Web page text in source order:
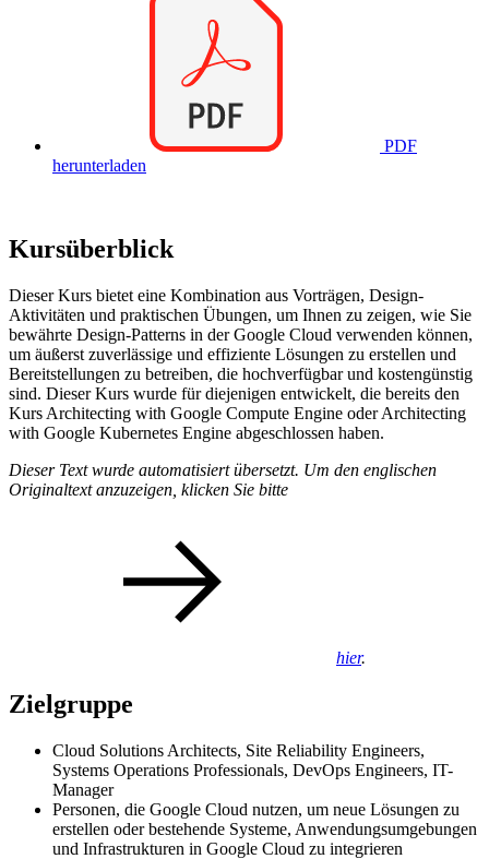
PDF
herunterladen
Kursüberblick
Dieser Kurs bietet eine Kombination aus Vorträgen, Design-
Aktivitäten und praktischen Übungen, um Ihnen zu zeigen, wie Sie
bewährte Design-Patterns in der Google Cloud verwenden können,
um äußerst zuverlässige und effiziente Lösungen zu erstellen und
Bereitstellungen zu betreiben, die hochverfügbar und kostengünstig
sind. Dieser Kurs wurde für diejenigen entwickelt, die bereits den
Kurs Architecting with Google Compute Engine oder Architecting
with Google Kubernetes Engine abgeschlossen haben.
Dieser Text wurde automatisiert übersetzt. Um den englischen
Originaltext anzuzeigen, klicken Sie bitte
hier.
Zielgruppe
Cloud Solutions Architects, Site Reliability Engineers,
Systems Operations Professionals, DevOps Engineers, IT-
Manager
Personen, die Google Cloud nutzen, um neue Lösungen zu
erstellen oder bestehende Systeme, Anwendungsumgebungen
und Infrastrukturen in Google Cloud zu integrieren